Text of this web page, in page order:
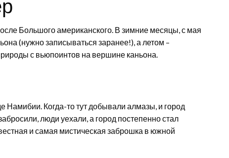
Большого американского. В зимние месяцы, с мая
(нужно записываться заранее!), а летом –
с вьюпоинтов на вершине каньона.
Намибии. Когда-то тут добывали алмазы, и город
люди уехали, а город постепенно стал
и самая мистическая заброшка в южной